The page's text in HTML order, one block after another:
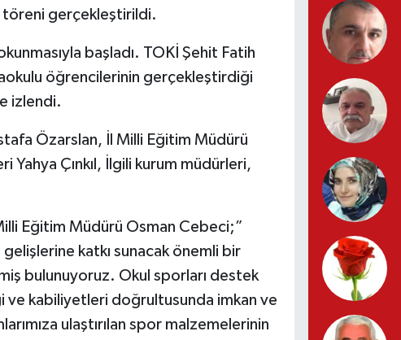
töreni gerçekleştirildi.
başladı. TOKİ Şehit Fatih
öğrencilerinin gerçekleştirdiği
izlendi.
Özarslan, İl Milli Eğitim Müdürü
Çınkıl, İlgili kurum müdürleri,
Eğitim Müdürü Osman Cebeci;”
katkı sunacak önemli bir
bulunuyoruz. Okul sporları destek
ve kabiliyetleri doğrultusunda imkan ve
ulaştırılan spor malzemelerinin